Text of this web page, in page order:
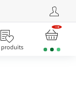
produits